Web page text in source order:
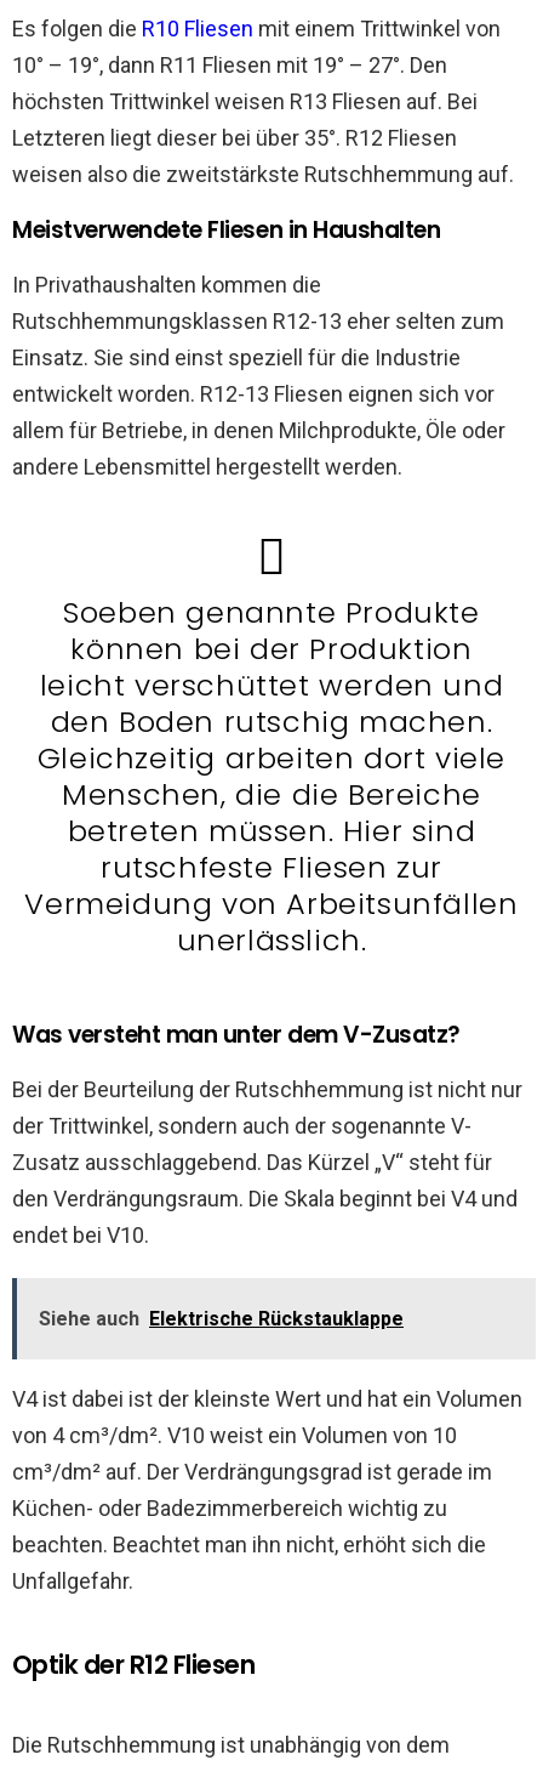
Es folgen die R10 Fliesen mit einem Trittwinkel von
10° – 19°, dann R11 Fliesen mit 19° – 27°. Den
höchsten Trittwinkel weisen R13 Fliesen auf. Bei
Letzteren liegt dieser bei über 35°. R12 Fliesen
weisen also die zweitstärkste Rutschhemmung auf.
Meistverwendete Fliesen in Haushalten
In Privathaushalten kommen die
Rutschhemmungsklassen R12-13 eher selten zum
Einsatz. Sie sind einst speziell für die Industrie
entwickelt worden. R12-13 Fliesen eignen sich vor
allem für Betriebe, in denen Milchprodukte, Öle oder
andere Lebensmittel hergestellt werden.
Soeben genannte Produkte
können bei der Produktion
leicht verschüttet werden und
den Boden rutschig machen.
Gleichzeitig arbeiten dort viele
Menschen, die die Bereiche
betreten müssen. Hier sind
rutschfeste Fliesen zur
Vermeidung von Arbeitsunfällen
unerlässlich.
Was versteht man unter dem V-Zusatz?
Bei der Beurteilung der Rutschhemmung ist nicht nur
der Trittwinkel, sondern auch der sogenannte V-
Zusatz ausschlaggebend. Das Kürzel „V“ steht für
den Verdrängungsraum. Die Skala beginnt bei V4 und
endet bei V10.
Siehe auch Elektrische Rückstauklappe
V4 ist dabei ist der kleinste Wert und hat ein Volumen
von 4 cm³/dm². V10 weist ein Volumen von 10
cm³/dm² auf. Der Verdrängungsgrad ist gerade im
Küchen- oder Badezimmerbereich wichtig zu
beachten. Beachtet man ihn nicht, erhöht sich die
Unfallgefahr.
Optik der R12 Fliesen
Die Rutschhemmung ist unabhängig von dem